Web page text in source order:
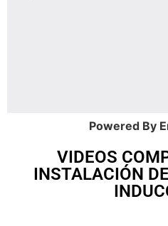
Powered By
VIDEOS
INSTALACIÓN